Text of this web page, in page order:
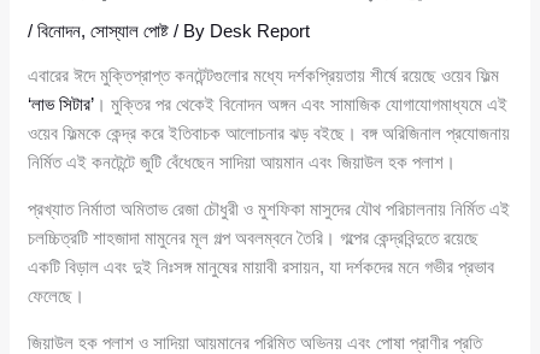
/বিনোদন,সোস্যাল পোষ্ট / By Desk Report
এবারের ঈদে মুক্তিপ্রাপ্ত কনটেন্টগুলোর মধ্যে দর্শকপ্রিয়তায় শীর্ষে রয়েছে ওয়েব ফিল্ম
‘লাভ সিটার’ । মুক্তির পর থেকেই বিনোদন অঙ্গন এবং সামাজিক যোগাযোগমাধ্যমে এই
ওয়েব ফিল্মকে কেন্দ্র করে ইতিবাচক আলোচনার ঝড় বইছে। বঙ্গ অরিজিনাল প্রযোজনায়
নির্মিত এই কনটেন্টে জুটি বেঁধেছেন সাদিয়া আয়মান এবং জিয়াউল হক পলাশ।
প্রখ্যাত নির্মাতা অমিতাভ রেজা চৌধুরী ও মুশফিকা মাসুদের যৌথ পরিচালনায় নির্মিত এই
চলচ্চিত্রটি শাহজাদা মামুনের মূল গল্প অবলম্বনে তৈরি। গল্পের কেন্দ্রবিন্দুতে রয়েছে
একটি বিড়াল এবং দুই নিঃসঙ্গ মানুষের মায়াবী রসায়ন, যা দর্শকদের মনে গভীর প্রভাব
ফেলেছে।
জিয়াউল হক পলাশ ও সাদিয়া আয়মানের পরিমিত অভিনয় এবং পোষা প্রাণীর প্রতি